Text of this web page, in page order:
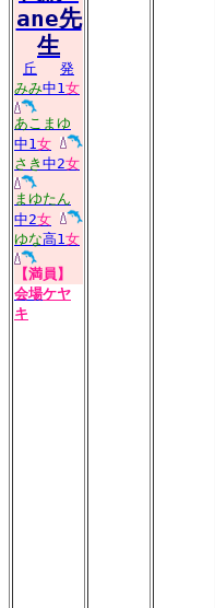
ane先
生
丘
発
みみ中1 女
あこまゆ
中1 女
さき 中2女
まゆたん
中2女
ゆな高1 女
【満員】
会場ケヤ
キ